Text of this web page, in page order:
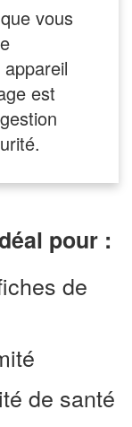
vous
est
pour :
de
de santé